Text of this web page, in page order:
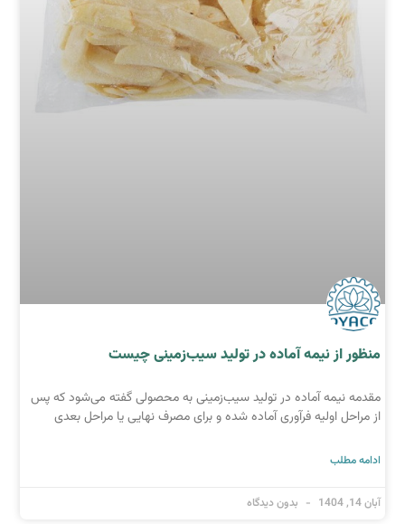
منظور از نیمه‌ آماده در تولید سیب‌زمینی چیست
مقدمه نیمه‌ آماده در تولید سیب‌زمینی به محصولی گفته می‌شود که پس
از مراحل اولیه فرآوری آماده شده و برای مصرف نهایی یا مراحل بعدی
ادامه مطلب
آبان 14, 1404 بدون دیدگاه